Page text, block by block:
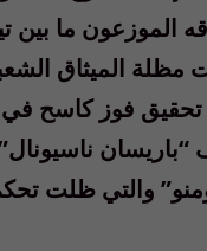
الموزعون ما بين
الميثاق
فوز كاسح في
والتي ظلت